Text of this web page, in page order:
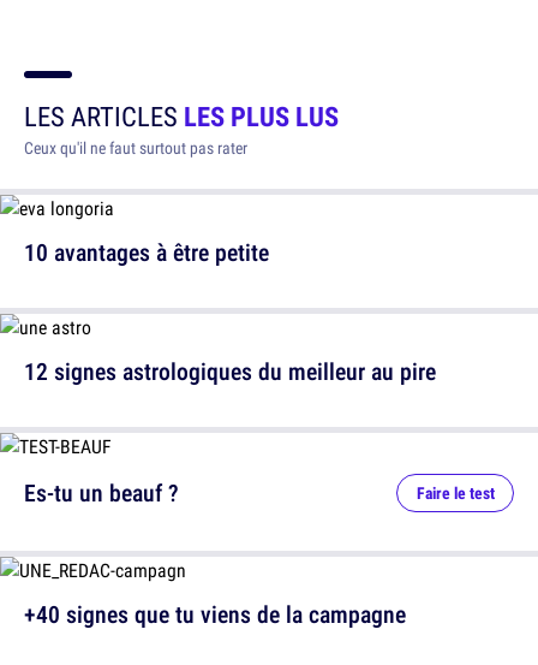
LES ARTICLES LES PLUS LUS
Ceux qu'il ne faut surtout pas rater
10 avantages à être petite
12 signes astrologiques du meilleur au pire
Es-tu un beauf ? Faire le test
+40 signes que tu viens de la campagne